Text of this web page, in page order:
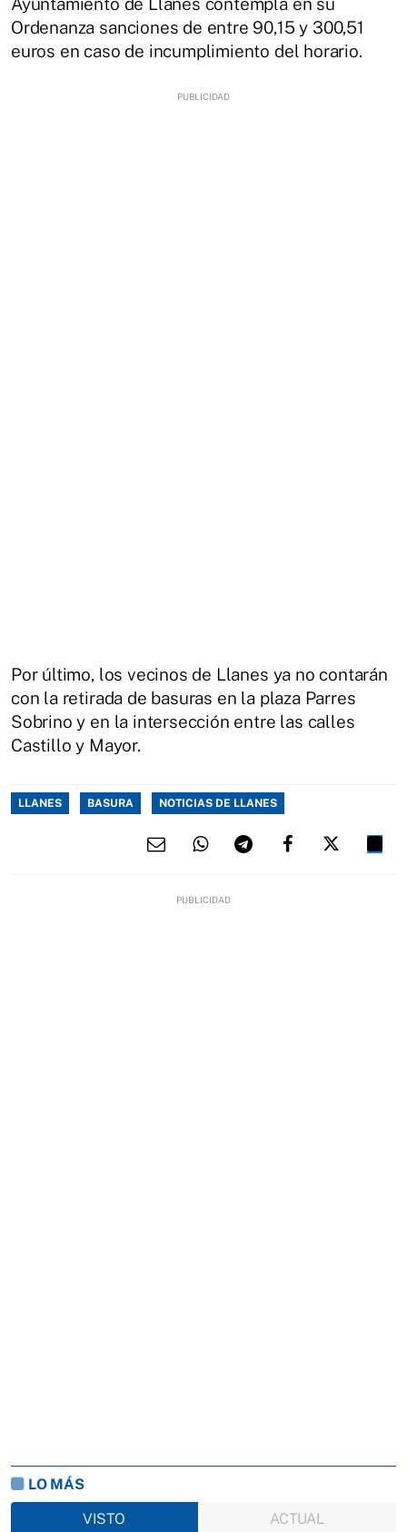
Ordenanza sanciones de entre 90,15 y 300,51
euros en caso de incumplimiento del horario.
Por último, los vecinos de Llanes ya no contarán
con la retirada de basuras en la plaza Parres
Sobrino y en la intersección entre las calles
Castillo y Mayor.
LLANES BASURA NOTICIAS DE LLANES
LO MÁS
VISTO
ACTUAL